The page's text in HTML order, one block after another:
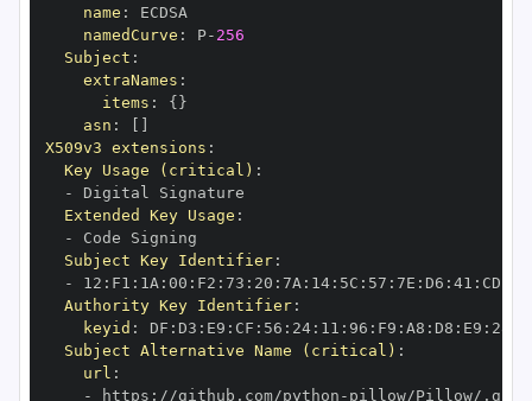
name :
namedCurve : P- 256
Subject :
extraNames :
items : { }
asn :
X509v3 extensions :
Key Usage (critical) :
-
Extended Key Usage :
-
Subject Key Identifier:
-
12 : F1 : 1A : 00 : F2 : 73 : 20 : 7A : 14: 5C : 57 : 7E : D6 : 41 : CD
Authority Key Identifier:
keyid : DF : D3 : E9 : CF : 56 : 24: 11 : 96 : F9 : A8 : D8 : E9 : 28
Subject Alternative Name (critical) :
url :
-
https : //github.com/python -